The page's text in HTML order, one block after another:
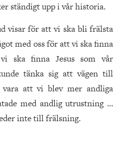
ständigt upp i vår historia.
visar för att vi ska bli frälsta
med oss för att vi ska finna
ska finna Jesus som vår
tänka sig att vägen till
att vi blev mer andliga
med andlig utrustning …
inte till frälsning.